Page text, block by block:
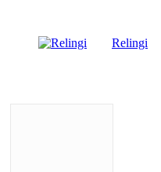
Relingi